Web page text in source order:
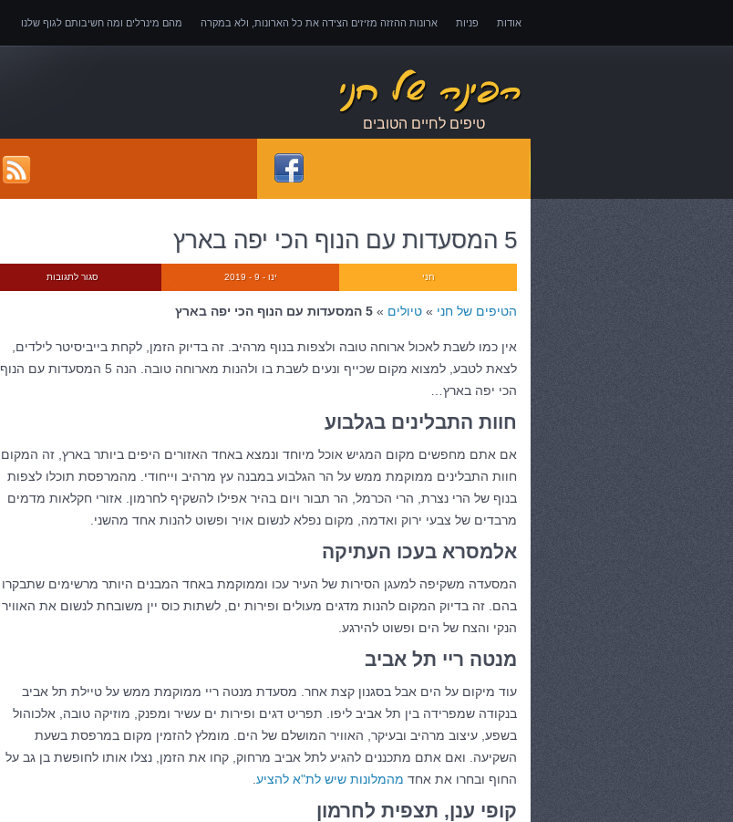
אודות פניות ארונות ההזזה מזיזים הצידה את כל הארונות, ולא במקרה מהם מינרלים ומה חשיבותם לגוף שלנו
אובדן כושר עבודה – כיצד לממש זכויות במקרה של אובדן כושר עבודה
טיפים לחיים הטובים
5 המסעדות עם הנוף הכי יפה בארץ
סגור לתגובות ינו - 9 - 2019 חני
הטיפים של חני » טיולים » 5 המסעדות עם הנוף הכי יפה בארץ
אין כמו לשבת לאכול ארוחה טובה ולצפות בנוף מרהיב. זה בדיוק הזמן, לקחת בייביסיטר לילדים,
לצאת לטבע, למצוא מקום שכייף ונעים לשבת בו ולהנות מארוחה טובה. הנה 5 המסעדות עם הנוף
הכי יפה בארץ…
חוות התבלינים בגלבוע
אם אתם מחפשים מקום המגיש אוכל מיוחד ונמצא באחד האזורים היפים ביותר בארץ, זה המקום.
חוות התבלינים ממוקמת ממש על הר הגלבוע במבנה עץ מרהיב וייחודי. מהמרפסת תוכלו לצפות
בנוף של הרי נצרת, הרי הכרמל, הר תבור ויום בהיר אפילו להשקיף לחרמון. אזורי חקלאות מדמים
מרבדים של צבעי ירוק ואדמה, מקום נפלא לנשום אויר ופשוט להנות אחד מהשני.
אלמסרא בעכו העתיקה
המסעדה משקיפה למעגן הסירות של העיר עכו וממוקמת באחד המבנים היותר מרשימים שתבקרו
בהם. זה בדיוק המקום להנות מדגים מעולים ופירות ים, לשתות כוס יין משובחת לנשום את האוויר
הנקי והצח של הים ופשוט להירגע.
מנטה ריי תל אביב
עוד מיקום על הים אבל בסגנון קצת אחר. מסעדת מנטה ריי ממוקמת ממש על טיילת תל אביב
בנקודה שמפרידה בין תל אביב ליפו. תפריט דגים ופירות ים עשיר ומפנק, מוזיקה טובה, אלכוהול
בשפע, עיצוב מרהיב ובעיקר, האוויר המושלם של הים. מומלץ להזמין מקום במרפסת בשעת
השקיעה. ואם אתם מתכננים להגיע לתל אביב מרחוק, קחו את הזמן, נצלו אותו לחופשת בן גב על
החוף ובחרו את אחד מהמלונות שיש לת"א להציע
קופי ענן, תצפית לחרמון